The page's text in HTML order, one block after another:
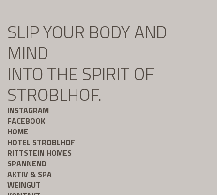
SLIP YOUR BODY AND
MIND
INTO THE SPIRIT OF
STROBLHOF.
INSTAGRAM
FACEBOOK
HOME
HOTEL STROBLHOF
RITTSTEIN HOMES
SPANNEND
AKTIV & SPA
WEINGUT